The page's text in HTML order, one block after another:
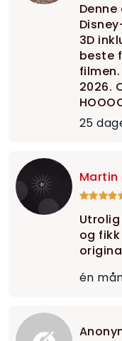
3D
beste
2026.
25
Martin
og
én